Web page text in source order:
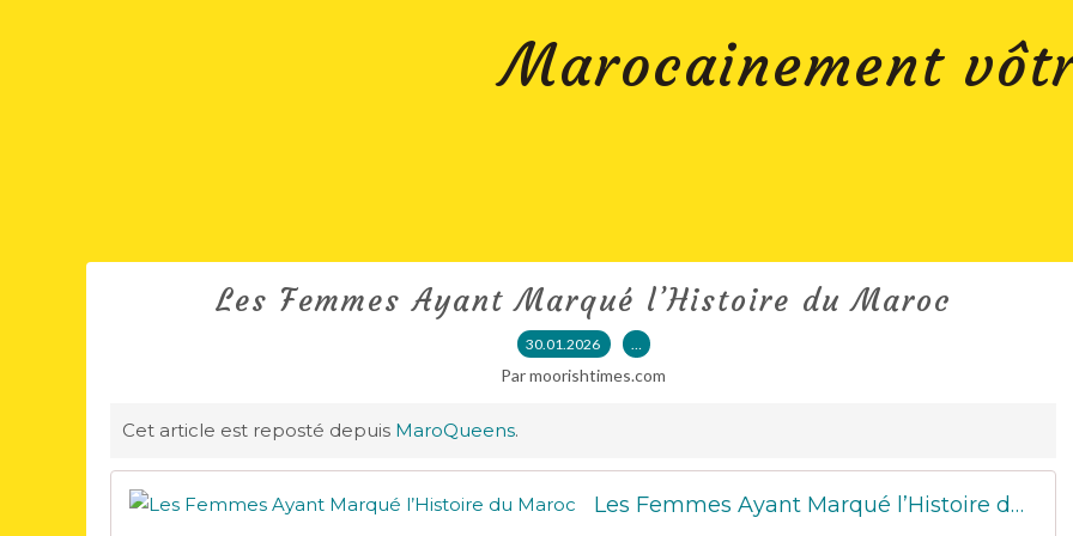
Marocainement
Les Femmes Ayant Marqué l’Histoire du Maroc
30.01.2026 …
Par moorishtimes.com
Cet article est reposté depuis MaroQueens.
Les Femmes Ayant Marqué l’Histoire du Maroc